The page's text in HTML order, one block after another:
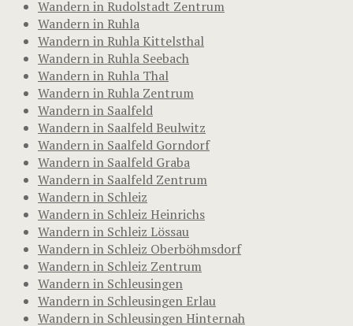
Wandern in Rudolstadt Zentrum
Wandern in Ruhla
Wandern in Ruhla Kittelsthal
Wandern in Ruhla Seebach
Wandern in Ruhla Thal
Wandern in Ruhla Zentrum
Wandern in Saalfeld
Wandern in Saalfeld Beulwitz
Wandern in Saalfeld Gorndorf
Wandern in Saalfeld Graba
Wandern in Saalfeld Zentrum
Wandern in Schleiz
Wandern in Schleiz Heinrichs
Wandern in Schleiz Lössau
Wandern in Schleiz Oberböhmsdorf
Wandern in Schleiz Zentrum
Wandern in Schleusingen
Wandern in Schleusingen Erlau
Wandern in Schleusingen Hinternah